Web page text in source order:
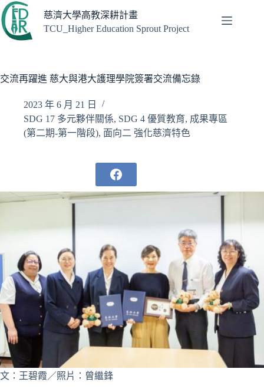
跳
至
主
容
慈濟大學高教深耕計畫
TCU_Higher Education Sprout Project
交流再躍進 慈大與港大護理學院簽署交流備忘錄
2023 年 6 月 21 日
SDG 17 多元夥伴關係, SDG 4 優質教育, 成果專區
(第二期-第一階段), 面向二 強化慈濟特色
文：王碧霞／照片：曾繼鋒